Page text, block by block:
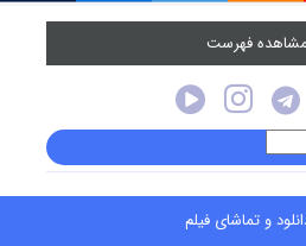
مشاهده فهرست
و تماشای فیلم